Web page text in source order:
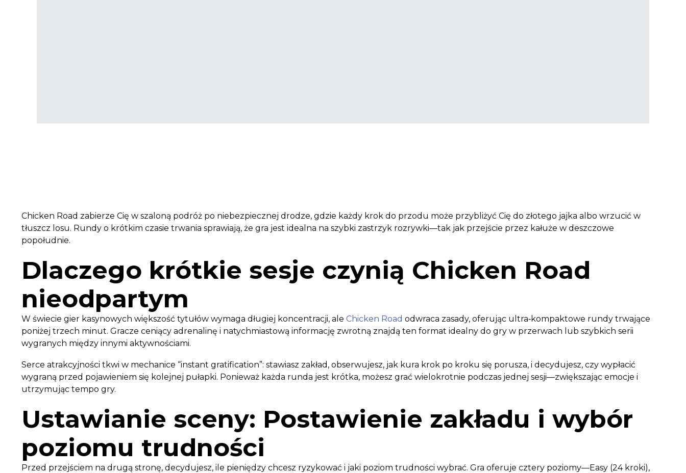
Chicken Road zabierze Cię w szaloną podróż po niebezpiecznej drodze, gdzie każdy krok do przodu może przybliżyć Cię do złotego jajka albo wrzucić w
tłuszcz losu. Rundy o krótkim czasie trwania sprawiają, że gra jest idealna na szybki zastrzyk rozrywki—tak jak przejście przez kałuże w deszczowe
popołudnie.
Dlaczego krótkie sesje czynią Chicken Road
nieodpartym
W świecie gier kasynowych większość tytułów wymaga długiej koncentracji, ale Chicken Road odwraca zasady, oferując ultra‑kompaktowe rundy trwające
poniżej trzech minut. Gracze ceniący adrenalinę i natychmiastową informację zwrotną znajdą ten format idealny do gry w przerwach lub szybkich serii
wygranych między innymi aktywnościami.
Serce atrakcyjności tkwi w mechanice “instant gratification”: stawiasz zakład, obserwujesz, jak kura krok po kroku się porusza, i decydujesz, czy wypłacić
wygraną przed pojawieniem się kolejnej pułapki. Ponieważ każda runda jest krótka, możesz grać wielokrotnie podczas jednej sesji—zwiększając emocje i
utrzymując tempo gry.
Ustawianie sceny: Postawienie zakładu i wybór
poziomu trudności
Przed przejściem na drugą stronę, decydujesz, ile pieniędzy chcesz ryzykować i jaki poziom trudności wybrać. Gra oferuje cztery poziomy—Easy (24 kroki),